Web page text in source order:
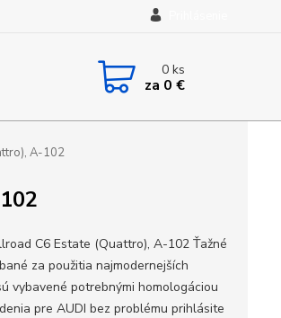
0ks
za 0 €
A-102
C6 Estate (Quattro), A-102 Ťažné
za použitia najmodernejších
vybavené potrebnými homologáciou
pre AUDI bez problému prihlásite